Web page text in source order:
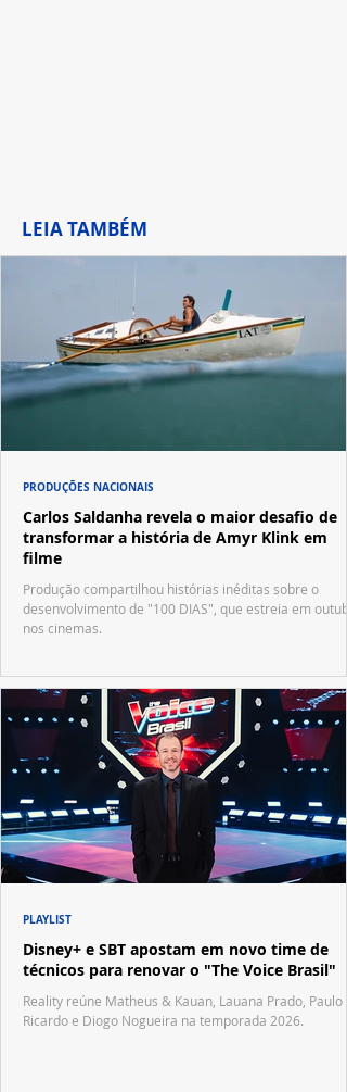
LEIA TAMBÉM
Carlos Saldanha revela o maior desafio de
transformar a história de Amyr Klink em
filme
Produção compartilhou histórias inéditas sobre o
desenvolvimento de "100 DIAS", que estreia em
nos cinemas.
PRODUÇÕES NACIONAIS
Disney+ e SBT apostam em novo time de
técnicos para renovar o "The Voice Brasil"
Reality reúne Matheus & Kauan, Lauana Prado, Paulo
Ricardo e Diogo Nogueira na temporada 2026.
PLAYLIST